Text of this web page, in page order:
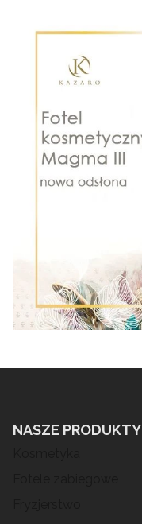
NASZE PRODUKTY